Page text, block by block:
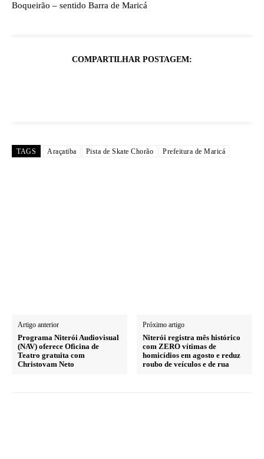
Boqueirão – sentido Barra de Maricá
COMPARTILHAR POSTAGEM:
TAGS Araçatiba Pista de Skate Chorão Prefeitura de Maricá
Artigo anterior
Programa Niterói Audiovisual
(NAV) oferece Oficina de
Teatro gratuita com
Christovam Neto
Próximo artigo
Niterói registra mês histórico
com ZERO vítimas de
homicídios em agosto e reduz
roubo de veículos e de rua